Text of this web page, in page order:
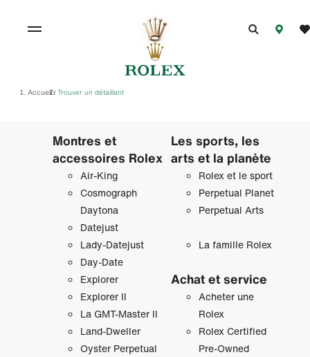
Accueil/ Trouver un détaillant
Montres et
accessoires Rolex
Air‑King
Cosmograph
Daytona
Datejust
Lady‑Datejust
Day‑Date
Explorer
Explorer II
La GMT‑Master II
Land-Dweller
Oyster Perpetual
Les sports, les
arts et la planète
Rolex et le sport
Perpetual Planet
Perpetual Arts
La famille Rolex
Achat et service
Acheter une
Rolex
Rolex Certified
Pre-Owned